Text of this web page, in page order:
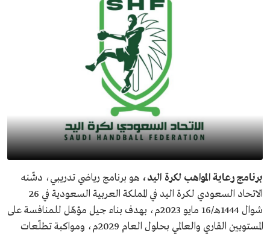
برنامج رعاية المواهب لكرة اليد، هو برنامج رياضي تدريبي، دشّنه
الاتحاد السعودي لكرة اليد في المملكة العربية السعودية في 26
شوال 1444هـ/16 مايو 2023م، بهدف بناء جيل مؤهّل للمنافسة على
المستويين القاري والعالمي بحلول العام 2029م، ومواكبة تطلّعات